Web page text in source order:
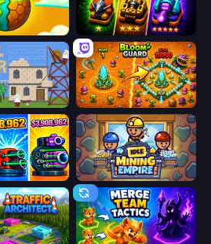
Land Explorers: Merge & Build Merge Survival
BloomGuard
Pumpkin Defense: Merge Cannon Idle Mining Empire